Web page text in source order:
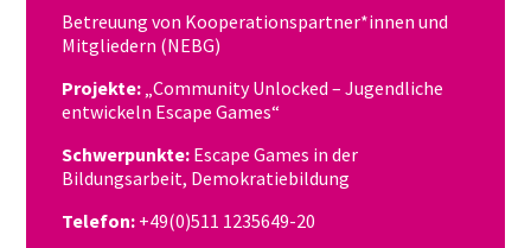
Betreuung von Kooperationspartner*innen und
Mitgliedern (NEBG)
Projekte:„Community Unlocked – Jugendliche
entwickeln Escape Games“
Schwerpunkte:Escape Games in der
Bildungsarbeit, Demokratiebildung
Telefon:+49(0)511 1235649-20